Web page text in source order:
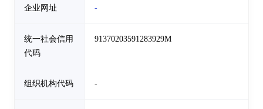
企业网址 -
统一社会信用
代码
91370203591283929M
组织机构代码 -